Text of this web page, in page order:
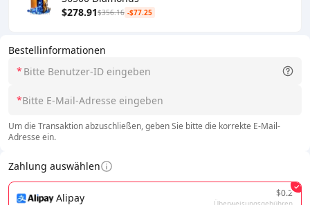
Bestellinformationen
*
*
Um die Transaktion abzuschließen, geben Sie bitte die korrekte E-Mail-
Adresse ein.
Zahlung auswählen
Alipay $0.2
$278.91$356.16 -$77.25